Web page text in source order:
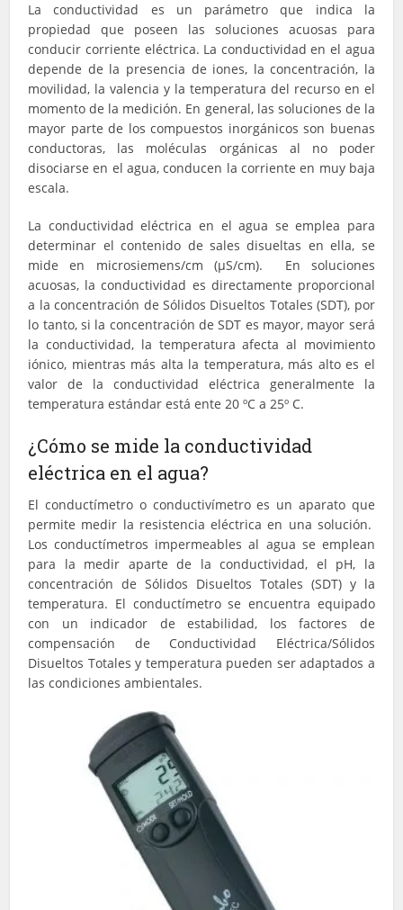
La conductividad es un parámetro que indica la
propiedad que poseen las soluciones acuosas para
conducir corriente eléctrica. La conductividad en el agua
depende de la presencia de iones, la concentración, la
movilidad, la valencia y la temperatura del recurso en el
momento de la medición. En general, las soluciones de la
mayor parte de los compuestos inorgánicos son buenas
conductoras, las moléculas orgánicas al no poder
disociarse en el agua, conducen la corriente en muy baja
escala.
La conductividad eléctrica en el agua se emplea para
determinar el contenido de sales disueltas en ella, se
mide en microsiemens/cm (µS/cm). En soluciones
acuosas, la conductividad es directamente proporcional
a la concentración de Sólidos Disueltos Totales (SDT), por
lo tanto, si la concentración de SDT es mayor, mayor será
la conductividad, la temperatura afecta al movimiento
iónico, mientras más alta la temperatura, más alto es el
valor de la conductividad eléctrica generalmente la
temperatura estándar está ente 20 ºC a 25º C.
¿Cómo se mide la conductividad
eléctrica en el agua?
El conductímetro o conductivímetro es un aparato que
permite medir la resistencia eléctrica en una solución.
Los conductímetros impermeables al agua se emplean
para la medir aparte de la conductividad, el pH, la
concentración de Sólidos Disueltos Totales (SDT) y la
temperatura. El conductímetro se encuentra equipado
con un indicador de estabilidad, los factores de
compensación de Conductividad Eléctrica/Sólidos
Disueltos Totales y temperatura pueden ser adaptados a
las condiciones ambientales.